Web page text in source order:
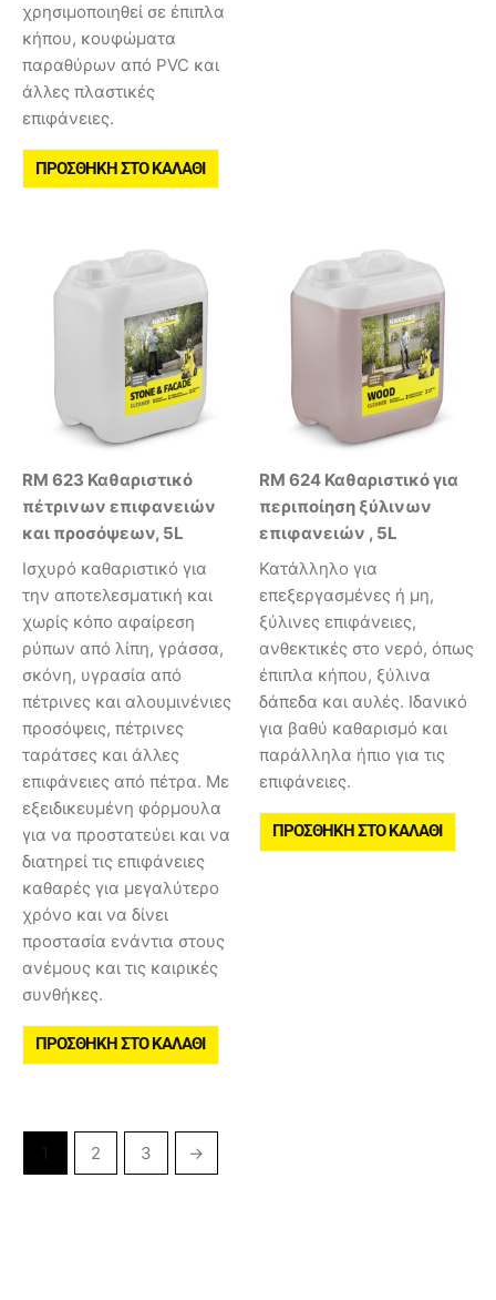
χρησιμοποιηθεί σε έπιπλα
κήπου, κουφώματα
παραθύρων από PVC και
άλλες πλαστικές
επιφάνειες.
ΠΡΟΣΘΉΚΗ ΣΤΟ ΚΑΛΆΘΙ
RM 623 Καθαριστικό
πέτρινων επιφανειών
και προσόψεων, 5L
Ισχυρό καθαριστικό για
την αποτελεσματική και
χωρίς κόπο αφαίρεση
ρύπων από λίπη, γράσσα,
σκόνη, υγρασία από
πέτρινες και αλουμινένιες
προσόψεις, πέτρινες
ταράτσες και άλλες
επιφάνειες από πέτρα. Με
εξειδικευμένη φόρμουλα
για να προστατεύει και να
διατηρεί τις επιφάνειες
καθαρές για μεγαλύτερο
χρόνο και να δίνει
προστασία ενάντια στους
ανέμους και τις καιρικές
συνθήκες.
ΠΡΟΣΘΉΚΗ ΣΤΟ ΚΑΛΆΘΙ
RM 624 Καθαριστικό για
περιποίηση ξύλινων
επιφανειών , 5L
Κατάλληλο για
επεξεργασμένες ή μη,
ξύλινες επιφάνειες,
ανθεκτικές στο νερό, όπως
έπιπλα κήπου, ξύλινα
δάπεδα και αυλές. Ιδανικό
για βαθύ καθαρισμό και
παράλληλα ήπιο για τις
επιφάνειες.
ΠΡΟΣΘΉΚΗ ΣΤΟ ΚΑΛΆΘΙ
2 3 →